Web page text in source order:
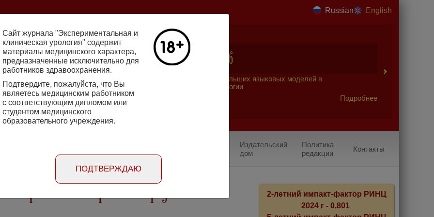
Russian English
2712-8571 10.29188/2222-8543
- основатель НИИ
исследования в НИИ
Подробнее
Номер №2, 2026
Галлюцинации больших языковых моделей в
клинической урологии
Подробнее
i klinicheskaya urologiya
для авторов
рекламодателей
Издательский
дом
Политика
редакции
Контакты
и робот-ассистированной радикальной
2-летний импакт-фактор РИНЦ
2024 г - 0,801
Сайт журнала "Экспериментальная и
клиническая урология" содержит
материалы медицинского характера,
предназначенные исключительно для
работников здравоохранения.
Подтвердите, пожалуйста, что Вы
являетесь медицинским работником
с соответствующим дипломом или
студентом медицинского
образовательного учреждения.
ПОДТВЕРЖДАЮ